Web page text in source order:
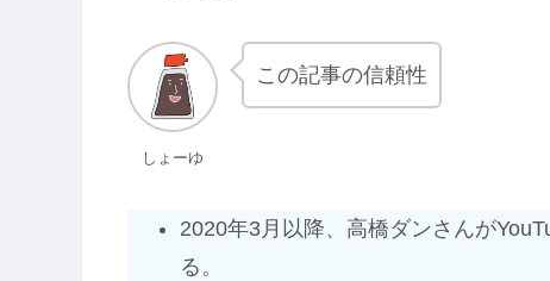
しょーゆ
この記事の信頼性
2020年3月以降、高橋ダンさんが
る。